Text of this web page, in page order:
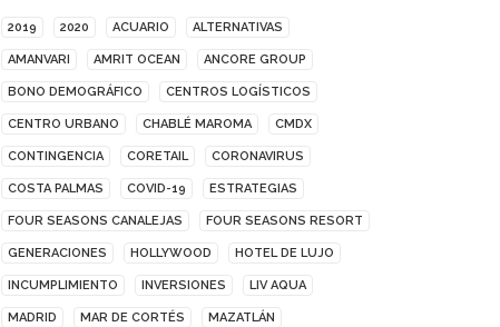
2019 2020 ACUARIO ALTERNATIVAS
AMANVARI AMRIT OCEAN ANCORE GROUP
BONO DEMOGRÁFICO CENTROS LOGÍSTICOS
CENTRO URBANO CHABLÉ MAROMA CMDX
CONTINGENCIA CORETAIL CORONAVIRUS
COSTA PALMAS COVID-19 ESTRATEGIAS
FOUR SEASONS CANALEJAS FOUR SEASONS RESORT
GENERACIONES HOLLYWOOD HOTEL DE LUJO
INCUMPLIMIENTO INVERSIONES LIV AQUA
MADRID MAR DE CORTÉS MAZATLÁN